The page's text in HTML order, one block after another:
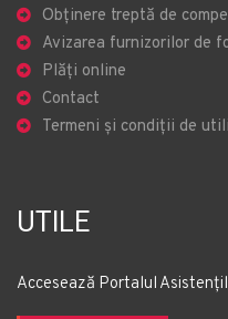
Obținere treptă de
Avizarea furnizorilor de
Plăți online
Contact
Termeni și condiții de
UTILE
Accesează Portalul